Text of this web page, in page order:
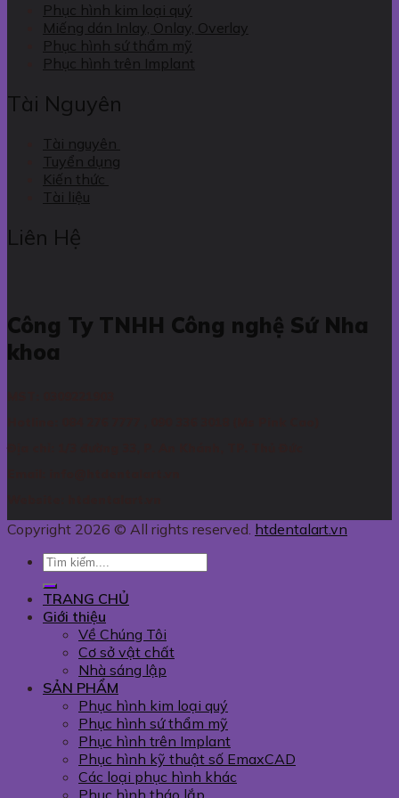
Phục hình kim loại quý
Miếng dán Inlay, Onlay, Overlay
Phục hình sứ thẩm mỹ
Phục hình trên Implant
Tài Nguyên
Tài nguyên
Tuyển dụng
Kiến thức
Tài liệu
Liên Hệ
Công Ty TNHH Công nghệ Sứ Nha
khoa
Copyright 2026 © All rights reserved. htdentalart.vn
TRANG CHỦ
Giới thiệu
Về Chúng Tôi
Cơ sở vật chất
Nhà sáng lập
SẢN PHẨM
Phục hình kim loại quý
Phục hình sứ thẩm mỹ
Phục hình trên Implant
Phục hình kỹ thuật số EmaxCAD
Các loại phục hình khác
Phục hình tháo lắp